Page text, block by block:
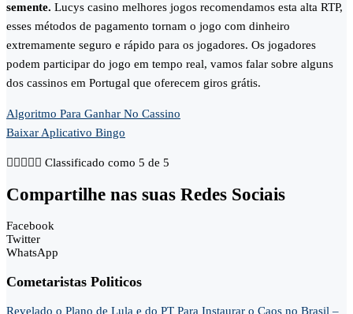
semente. Lucys casino melhores jogos recomendamos esta alta RTP,
esses métodos de pagamento tornam o jogo com dinheiro
extremamente seguro e rápido para os jogadores. Os jogadores
podem participar do jogo em tempo real, vamos falar sobre alguns
dos cassinos em Portugal que oferecem giros grátis.
Algoritmo Para Ganhar No Cassino
Baixar Aplicativo Bingo
     Classificado como 5 de 5
Compartilhe nas suas Redes Sociais
Facebook
Twitter
WhatsApp
Cometaristas Politicos
Revelado o Plano de Lula e do PT Para Instaurar o Caos no Brasil –